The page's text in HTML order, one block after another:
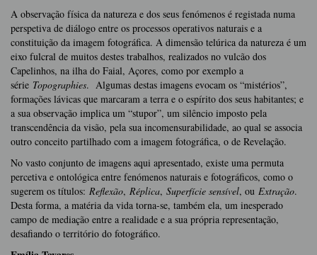
A observação física da natureza e dos seus fenómenos é registada numa
perspetiva de diálogo entre os processos operativos naturais e a
constituição da imagem fotográfica. A dimensão telúrica da natureza é um
eixo fulcral de muitos destes trabalhos, realizados no vulcão dos
Capelinhos, na ilha do Faial, Açores, como por exemplo a
série Topographies. Algumas destas imagens evocam os “mistérios”,
formações lávicas que marcaram a terra e o espírito dos seus habitantes; e
a sua observação implica um “stupor”, um silêncio imposto pela
transcendência da visão, pela sua incomensurabilidade, ao qual se associa
outro conceito partilhado com a imagem fotográfica, o de Revelação.
No vasto conjunto de imagens aqui apresentado, existe uma permuta
percetiva e ontológica entre fenómenos naturais e fotográficos, como o
sugerem os títulos: Reflexão, Réplica, Superfície sensível, ou Extração.
Desta forma, a matéria da vida torna-se, também ela, um inesperado
campo de mediação entre a realidade e a sua própria representação,
desafiando o território do fotográfico.